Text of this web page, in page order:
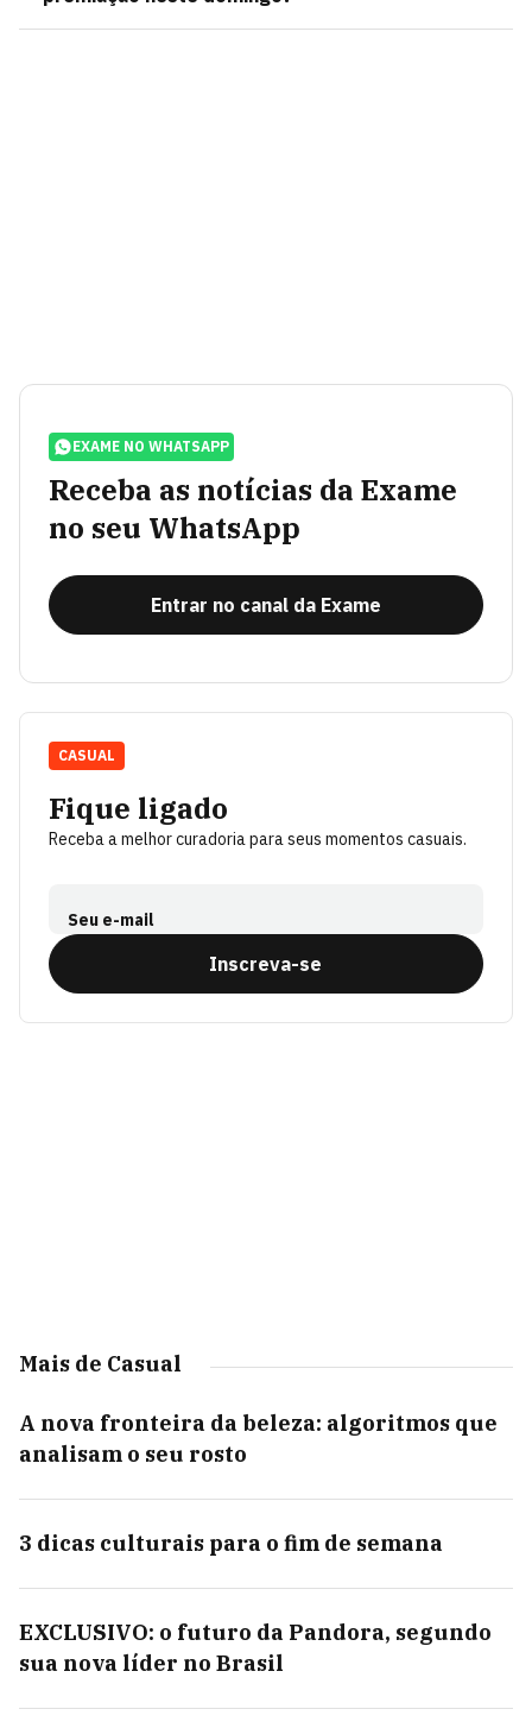
EXAME NO WHATSAPP
Receba as notícias da Exame
no seu WhatsApp
Entrar no canal da Exame
Fique ligado
Receba a melhor curadoria para seus momentos casuais.
Seu e-mail
Inscreva-se
CASUAL
Mais de Casual
A nova fronteira da beleza: algoritmos que
analisam o seu rosto
3 dicas culturais para o fim de semana
EXCLUSIVO: o futuro da Pandora, segundo
sua nova líder no Brasil